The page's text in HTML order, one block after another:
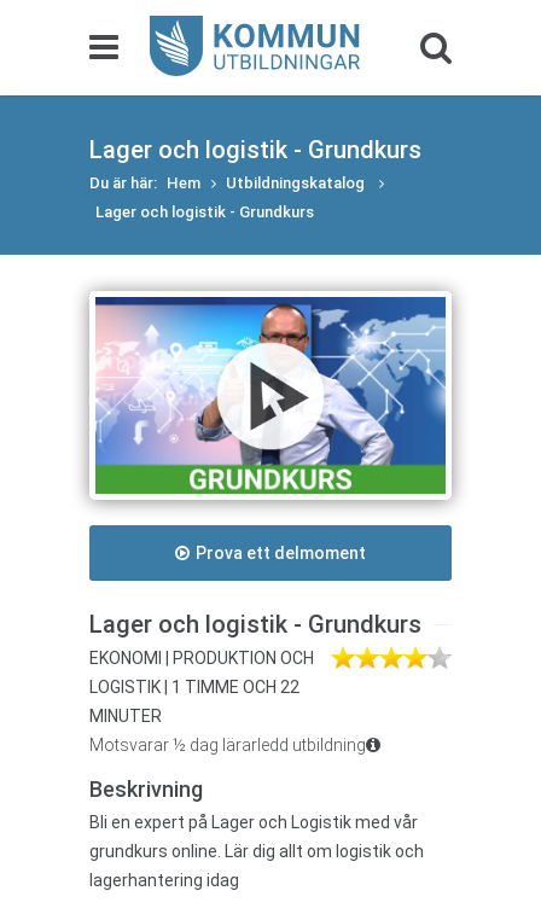
Lager och logistik - Grundkurs
Du är här: Hem
Utbildningskatalog
Lager och logistik - Grundkurs
Prova ett delmoment
Lager och logistik - Grundkurs
EKONOMI | PRODUKTION OCH
LOGISTIK | 1 TIMME OCH 22
MINUTER
Motsvarar ½ dag lärarledd utbildning
Beskrivning
Bli en expert på Lager och Logistik med vår
grundkurs online. Lär dig allt om logistik och
lagerhantering idag